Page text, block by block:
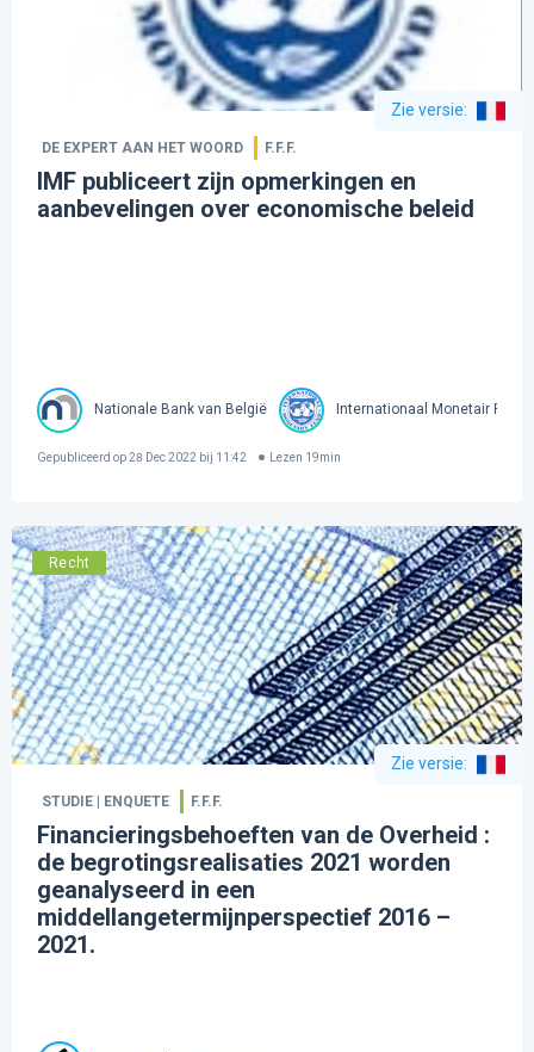
Zie versie:
DE EXPERT AAN HET WOORD F.F.F.
IMF publiceert zijn opmerkingen en
aanbevelingen over economische beleid
Nationale Bank van België Internationaal Monetair Fonds
Gepubliceerd op28 Dec 2022 bij 11:42 Lezen 19min
Recht
Zie versie:
STUDIE | ENQUETE F.F.F.
Financieringsbehoeften van de Overheid :
de begrotingsrealisaties 2021 worden
geanalyseerd in een
middellangetermijnperspectief 2016 –
2021.